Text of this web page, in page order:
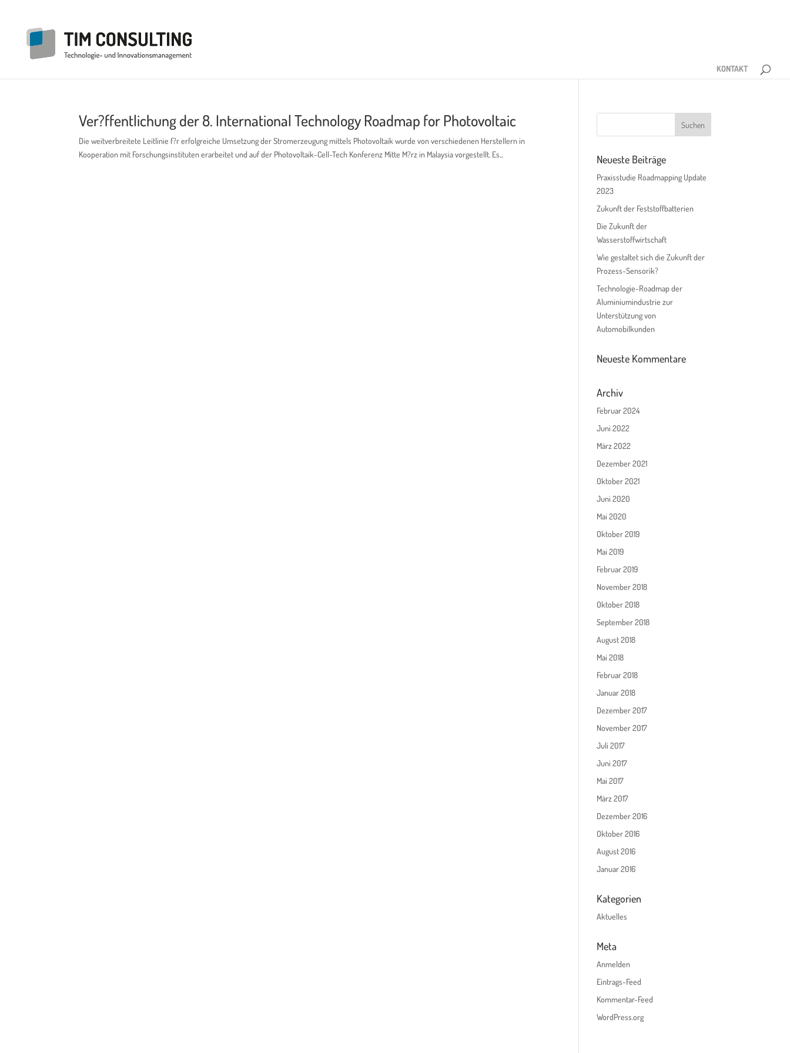
KONTAKT
Ver?ffentlichung der 8. International Technology Roadmap for Photovoltaic
Die weitverbreitete Leitlinie f?r erfolgreiche Umsetzung der Stromerzeugung mittels Photovoltaik wurde von verschiedenen Herstellern in
Kooperation mit Forschungsinstituten erarbeitet und auf der Photovoltaik-Cell-Tech Konferenz Mitte M?rz in Malaysia vorgestellt. Es...
Neueste Beiträge
Praxisstudie Roadmapping Update
2023
Zukunft der Feststoffbatterien
Die Zukunft der
Wasserstoffwirtschaft
Wie gestaltet sich die Zukunft der
Prozess-Sensorik?
Technologie-Roadmap der
Aluminiumindustrie zur
Unterstützung von
Automobilkunden
Neueste Kommentare
Archiv
Februar 2024
Juni 2022
März 2022
Dezember 2021
Oktober 2021
Juni 2020
Mai 2020
Oktober 2019
Mai 2019
Februar 2019
November 2018
Oktober 2018
September 2018
August 2018
Mai 2018
Februar 2018
Januar 2018
Dezember 2017
November 2017
Juli 2017
Juni 2017
Mai 2017
März 2017
Dezember 2016
Oktober 2016
August 2016
Januar 2016
Kategorien
Aktuelles
Meta
Anmelden
Eintrags-Feed
Kommentar-Feed
WordPress.org